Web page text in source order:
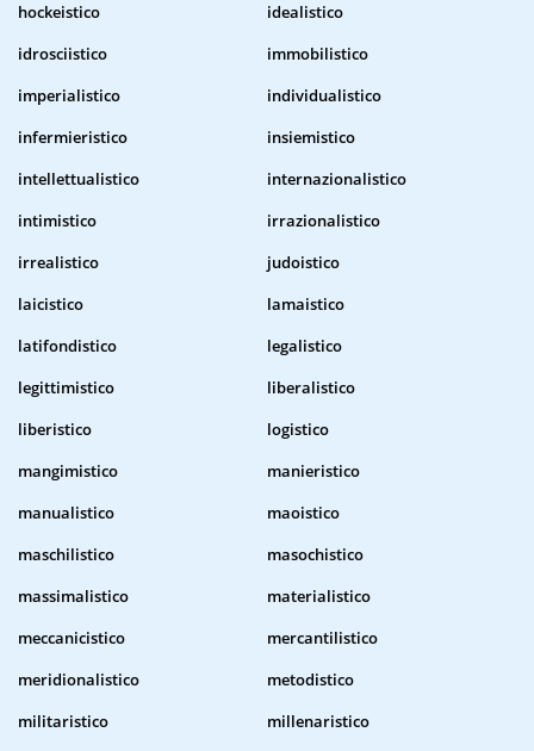
hockeistico
idealistico
idrosciistico
immobilistico
imperialistico
individualistico
infermieristico
insiemistico
intellettualistico
internazionalistico
intimistico
irrazionalistico
irrealistico
judoistico
laicistico
lamaistico
latifondistico
legalistico
legittimistico
liberalistico
liberistico
logistico
mangimistico
manieristico
manualistico
maoistico
maschilistico
masochistico
massimalistico
materialistico
meccanicistico
mercantilistico
meridionalistico
metodistico
militaristico
millenaristico